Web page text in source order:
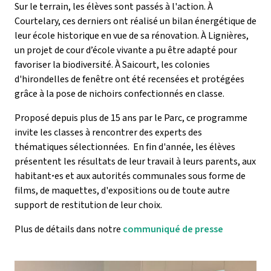
Sur le terrain, les élèves sont passés à l'action. À
Courtelary, ces derniers ont réalisé un bilan énergétique de
leur école historique en vue de sa rénovation. À Lignières,
un projet de cour d’école vivante a pu être adapté pour
favoriser la biodiversité. À Saicourt, les colonies
d'hirondelles de fenêtre ont été recensées et protégées
grâce à la pose de nichoirs confectionnés en classe.
Proposé depuis plus de 15 ans par le Parc, ce programme
invite les classes à rencontrer des experts des
thématiques sélectionnées. En fin d'année, les élèves
présentent les résultats de leur travail à leurs parents, aux
habitant·es et aux autorités communales sous forme de
films, de maquettes, d'expositions ou de toute autre
support de restitution de leur choix.
Plus de détails dans notre communiqué de presse